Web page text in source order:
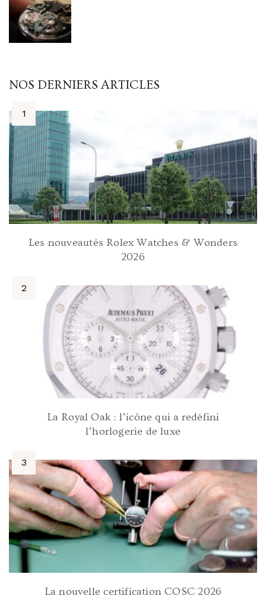
NOS DERNIERS ARTICLES
Les nouveautés Rolex Watches & Wonders
2026
La Royal Oak : l’icône qui a redéfini
l’horlogerie de luxe
La nouvelle certification COSC 2026